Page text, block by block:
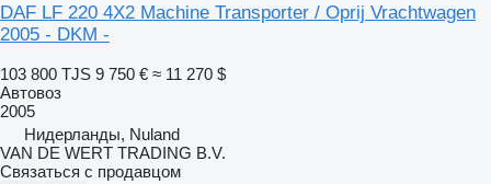
DAF LF 220 4X2 Machine Transporter / Oprij Vrachtwagen
2005 - DKM -
103 800 TJS 9 750 € ≈ 11 270 $
Автовоз
2005
Нидерланды, Nuland
VAN DE WERT TRADING B.V.
Связаться с продавцом